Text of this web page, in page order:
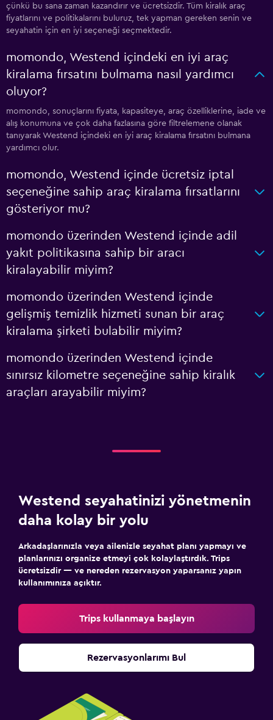
çünkü bu sana zaman kazandırır ve ücretsizdir. Tüm kiralık araç
fiyatlarını ve politikalarını buluruz, tek yapman gereken senin ve
seyahatin için en iyi seçeneği seçmektedir.
momondo, Westend içindeki en iyi araç
kiralama fırsatını bulmama nasıl yardımcı
oluyor?
momondo, sonuçlarını fiyata, kapasiteye, araç özelliklerine, iade ve
alış konumuna ve çok daha fazlasına göre filtrelemene olanak
tanıyarak Westend içindeki en iyi araç kiralama fırsatını bulmana
yardımcı olur.
momondo, Westend içinde ücretsiz iptal
seçeneğine sahip araç kiralama fırsatlarını
gösteriyor mu?
momondo üzerinden Westend içinde adil
yakıt politikasına sahip bir aracı
kiralayabilir miyim?
momondo üzerinden Westend içinde
gelişmiş temizlik hizmeti sunan bir araç
kiralama şirketi bulabilir miyim?
momondo üzerinden Westend içinde
sınırsız kilometre seçeneğine sahip kiralık
araçları arayabilir miyim?
Westend seyahatinizi yönetmenin
daha kolay bir yolu
Arkadaşlarınızla veya ailenizle seyahat planı yapmayı ve
planlarınızı organize etmeyi çok kolaylaştırdık. Trips
ücretsizdir — ve nereden rezervasyon yaparsanız yapın
kullanımınıza açıktır.
Trips kullanmaya başlayın
Rezervasyonlarımı Bul